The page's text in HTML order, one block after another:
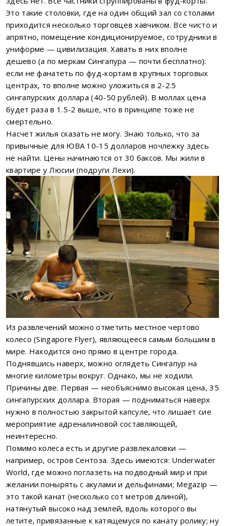
Это такие столовки, где на один общий зал со столами
приходится несколько торговцев хавчиком. Все чисто и
апрятно, помещение кондиционируемое, сотрудники в
униформе — цивилизация. Хавать в них вполне
дешево (а по меркам Сингапура — почти бесплатно):
если не фанатеть по фуд-кортам в крупных торговых
центрах, то вполне можно уложиться в 2-2.5
сингапурских доллара (40-50 рублей). В моллах цена
будет раза в 1.5-2 выше, что в принципе тоже не
смертельно.
Насчет жилья сказать не могу. Знаю только, что за
привычные для ЮВА 10-15 долларов ночлежку здесь
не найти. Цены начинаются от 30 баксов. Мы жили в
квартире у Люсии (подруги Лехи).
Из развлечений можно отметить местное чертово
колесо (Singapore Flyer), являющееся самым большим в
мире. Находится оно прямо в центре города.
Поднявшись наверх, можно оглядеть Сингапур на
многие километры вокруг. Однако, мы не ходили.
Причины две. Первая — необъяснимо высокая цена, 35
сингапурских доллара. Вторая — подниматься наверх
нужно в полностью закрытой капсуле, что лишает сие
мероприятие адреналиновой составляющей,
неинтересно.
Помимо колеса есть и другие развлекаловки —
например, остров Сентоза. Здесь имеются: Underwater
World, где можно поглазеть на подводный мир и при
желании понырять с акулами и дельфинами; Megazip —
это такой канат (несколько сот метров длиной),
натянутый высоко над землей, вдоль которого вы
летите, привязанные к катящемуся по канату ролику; ну